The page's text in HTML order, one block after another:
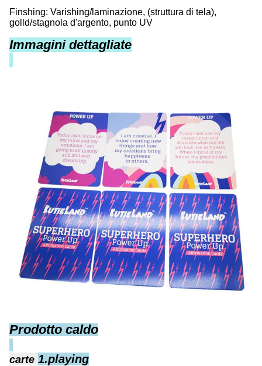
Finshing: Varishing/laminazione, (struttura di tela),
golld/stagnola d'argento, punto UV
Immagini dettagliate
Prodotto caldo
carte 1.playing